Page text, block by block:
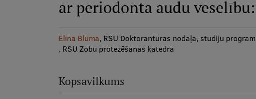
ar periodonta audu
Elīna Blūma, RSU Doktorantūras nodaļa, studiju
, RSU Zobu protezēšanas katedra
Kopsavilkums